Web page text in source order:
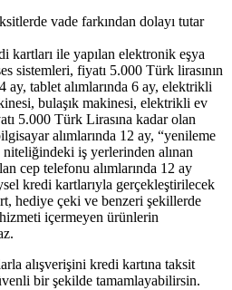
vade farkından dolayı tutar
kartları ile yapılan elektronik eşya
sistemleri, fiyatı 5.000 Türk lirasının
tablet alımlarında 6 ay, elektrikli
bulaşık makinesi, elektrikli ev
5.000 Türk Lirasına kadar olan
alımlarında 12 ay, “yenileme
niteliğindeki iş yerlerinden alınan
cep telefonu alımlarında 12 ay
kredi kartlarıyla gerçekleştirilecek
hediye çeki ve benzeri şekillerde
içermeyen ürünlerin
alışverişini kredi kartına taksit
bir şekilde tamamlayabilirsin.